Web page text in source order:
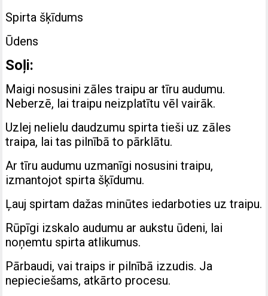
Spirta šķīdums
Ūdens
Soļi:
Maigi nosusini zāles traipu ar tīru audumu.
Neberzē, lai traipu neizplatītu vēl vairāk.
Uzlej nelielu daudzumu spirta tieši uz zāles
traipa, lai tas pilnībā to pārklātu.
Ar tīru audumu uzmanīgi nosusini traipu,
izmantojot spirta šķīdumu.
Ļauj spirtam dažas minūtes iedarboties uz traipu.
Rūpīgi izskalo audumu ar aukstu ūdeni, lai
noņemtu spirta atlikumus.
Pārbaudi, vai traips ir pilnībā izzudis. Ja
nepieciešams, atkārto procesu.